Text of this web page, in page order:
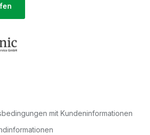
mit Kundeninformationen